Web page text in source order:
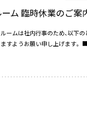
ム 臨時休業のご案
ルームは社内行事のため、以
すようお願い申し上げます。